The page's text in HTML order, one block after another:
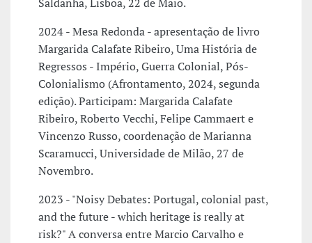
2024 - Mesa Redonda - apresentação de livro
Margarida Calafate Ribeiro, Uma História de
Regressos - Império, Guerra Colonial, Pós-
Colonialismo (Afrontamento, 2024, segunda
edição). Participam: Margarida Calafate
Ribeiro, Roberto Vecchi, Felipe Cammaert e
Vincenzo Russo, coordenação de Marianna
Scaramucci, Universidade de Milão, 27 de
Novembro.
2023 - "Noisy Debates: Portugal, colonial past,
and the future - which heritage is really at
risk?" A conversa entre Marcio Carvalho e